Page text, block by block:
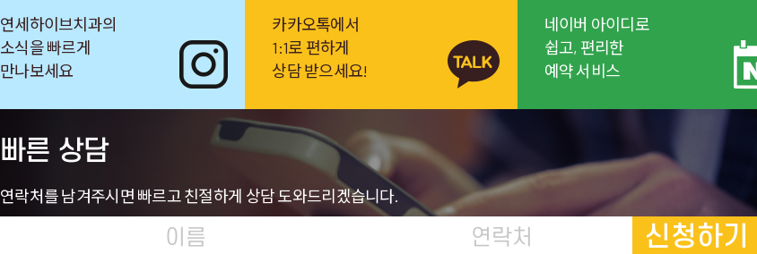
연세하이브치과의
소식을 빠르게
만나보세요
카카오톡에서
1:1로 편하게
상담 받으세요!
네이버 아이디로
쉽고, 편리한
예약 서비스
빠른 상담
연락처를 남겨주시면 빠르고 친절하게 상담 도와드리겠습니다.
신청하기